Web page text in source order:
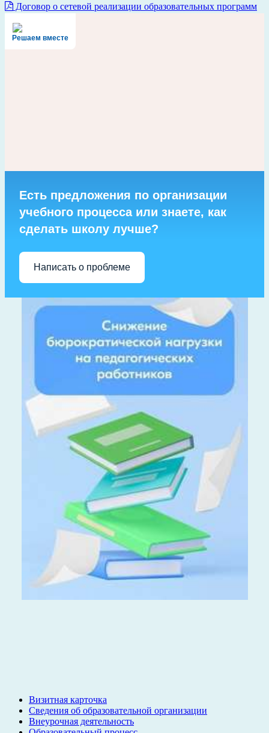
Договор о сетевой реализации образовательных программ
Решаем вместе
Есть предложения по организации
учебного процесса или знаете, как
сделать школу лучше?
Написать о проблеме
Визитная карточка
Сведения об образовательной организации
Внеурочная деятельность